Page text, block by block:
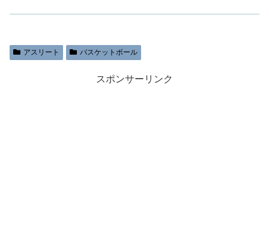
アスリート バスケットボール
スポンサーリンク